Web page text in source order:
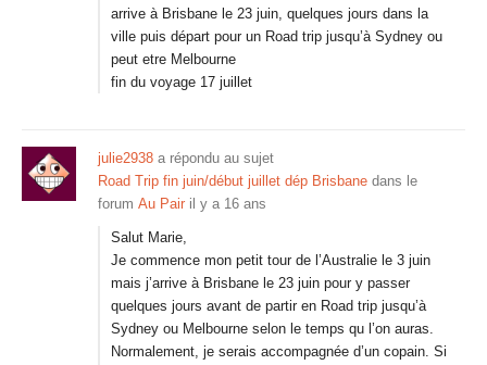
arrive à Brisbane le 23 juin, quelques jours dans la
ville puis départ pour un Road trip jusqu’à Sydney ou
peut etre Melbourne
fin du voyage 17 juillet
julie2938 a répondu au sujet
Road Trip fin juin/début juillet dép Brisbane dans le
forum Au Pair il y a 16 ans
Salut Marie,
Je commence mon petit tour de l’Australie le 3 juin
mais j’arrive à Brisbane le 23 juin pour y passer
quelques jours avant de partir en Road trip jusqu’à
Sydney ou Melbourne selon le temps qu l’on auras.
Normalement, je serais accompagnée d’un copain. Si